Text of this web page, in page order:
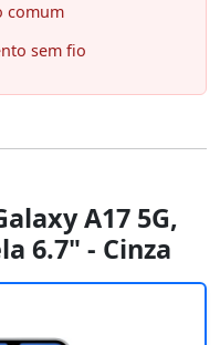
comum
sem fio
A17 5G,
6.7" - Cinza